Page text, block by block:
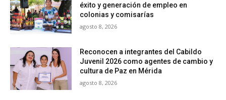
éxito y generación de empleo en
colonias y comisarías
agosto 8, 2026
Reconocen a integrantes del Cabildo
Juvenil 2026 como agentes de cambio y
cultura de Paz en Mérida
agosto 8, 2026